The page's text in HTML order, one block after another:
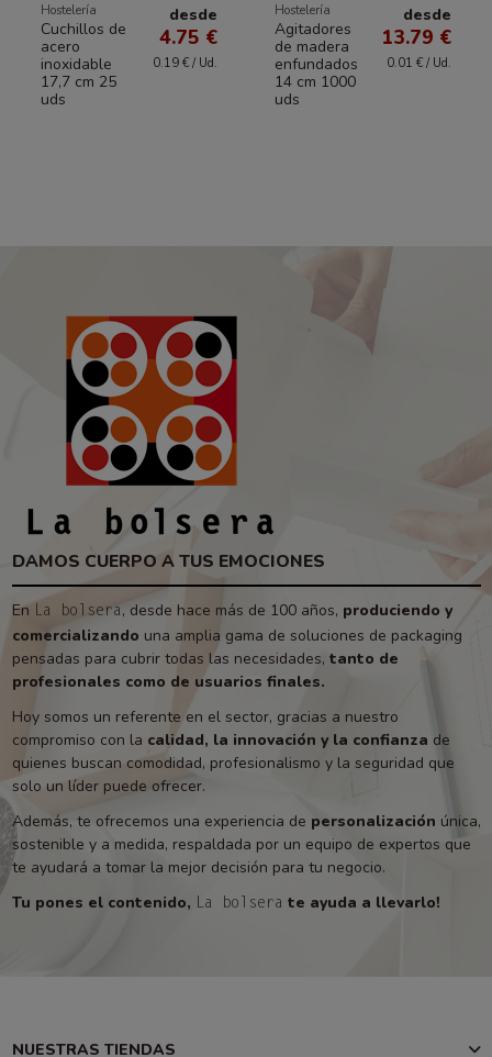
Hostelería
Cuchillos de
acero
inoxidable
17,7 cm 25
uds
desde
4.75 €
0.19 € / Ud.
Hostelería
Agitadores
de madera
enfundados
14 cm 1000
uds
desde
13.79 €
0.01 € / Ud.
DAMOS CUERPO A TUS EMOCIONES
En La bolsera , desde hace más de 100 años, produciendo y
comercializando una amplia gama de soluciones de packaging
pensadas para cubrir todas las necesidades, tanto de
profesionales como de usuarios finales.
Hoy somos un referente en el sector, gracias a nuestro
compromiso con la calidad, la innovación y la confianza de
quienes buscan comodidad, profesionalismo y la seguridad que
solo un líder puede ofrecer.
Además, te ofrecemos una experiencia de personalización única,
sostenible y a medida, respaldada por un equipo de expertos que
te ayudará a tomar la mejor decisión para tu negocio.
Tu pones el contenido, La bolsera te ayuda a llevarlo!
NUESTRAS TIENDAS